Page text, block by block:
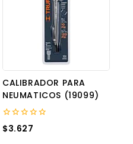
CALIBRADOR PARA
NEUMATICOS (19099)
0
out
$3.627